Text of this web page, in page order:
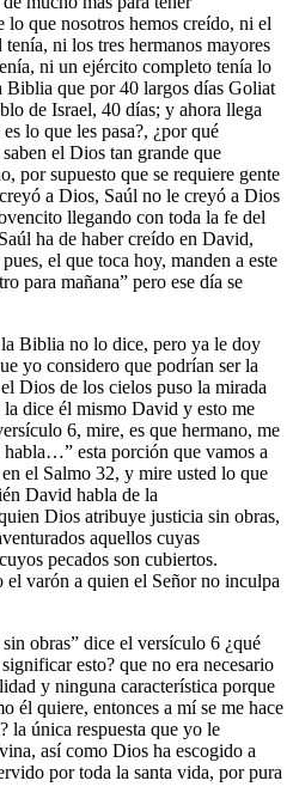
que nosotros hemos creído, ni el
ni los tres hermanos mayores
ni un ejército completo tenía lo
que por 40 largos días Goliat
de Israel, 40 días; y ahora llega
lo que les pasa?, ¿por qué
el Dios tan grande que
por supuesto que se requiere gente
a Dios, Saúl no le creyó a Dios
llegando con toda la fe del
ha de haber creído en David,
el que toca hoy, manden a este
para mañana” pero ese día se
Biblia no lo dice, pero ya le doy
yo considero que podrían ser la
Dios de los cielos puso la mirada
dice él mismo David y esto me
6, mire, es que hermano, me
esta porción que vamos a
el Salmo 32, y mire usted lo que
David habla de la
Dios atribuye justicia sin obras,
aquellos cuyas
pecados son cubiertos.
varón a quien el Señor no inculpa
obras” dice el versículo 6 ¿qué
esto? que no era necesario
y ninguna característica porque
él quiere, entonces a mí se me hace
la única respuesta que yo le
así como Dios ha escogido a
por toda la santa vida, por pura